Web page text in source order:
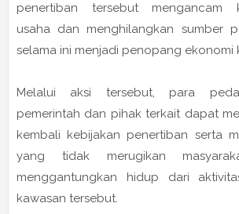
penertiban tersebut mengancam
usaha dan menghilangkan sumber
selama ini menjadi penopang ekonomi
Melalui aksi tersebut, para
pemerintah dan pihak terkait dapat
kembali kebijakan penertiban serta
yang tidak merugikan
menggantungkan hidup dari
kawasan tersebut.